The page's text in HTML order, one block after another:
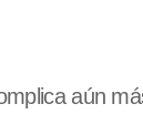
aún